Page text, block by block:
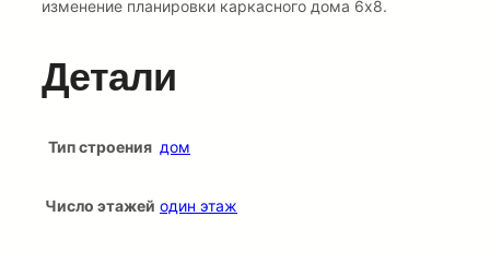
изменение планировки каркасного дома 6х8.
Детали
Тип строения дом
Число этажей один этаж